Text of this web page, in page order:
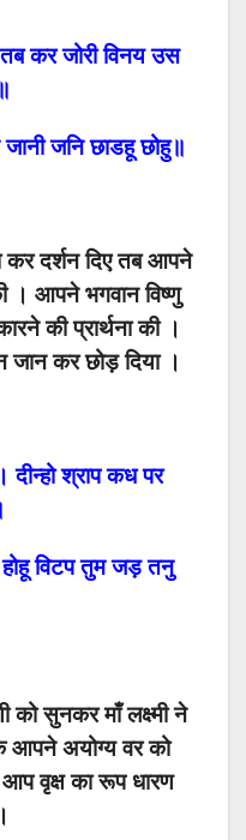
कर जोरी विनय उस
जनि छाडहू छोहु॥
कर दर्शन दिए तब आपने
। आपने भगवान विष्णु
की प्रार्थना की ।
जान कर छोड़ दिया ।
दीन्हो श्राप कध पर
विटप तुम जड़ तनु
को सुनकर माँ लक्ष्मी ने
आपने अयोग्य वर को
वृक्ष का रूप धारण